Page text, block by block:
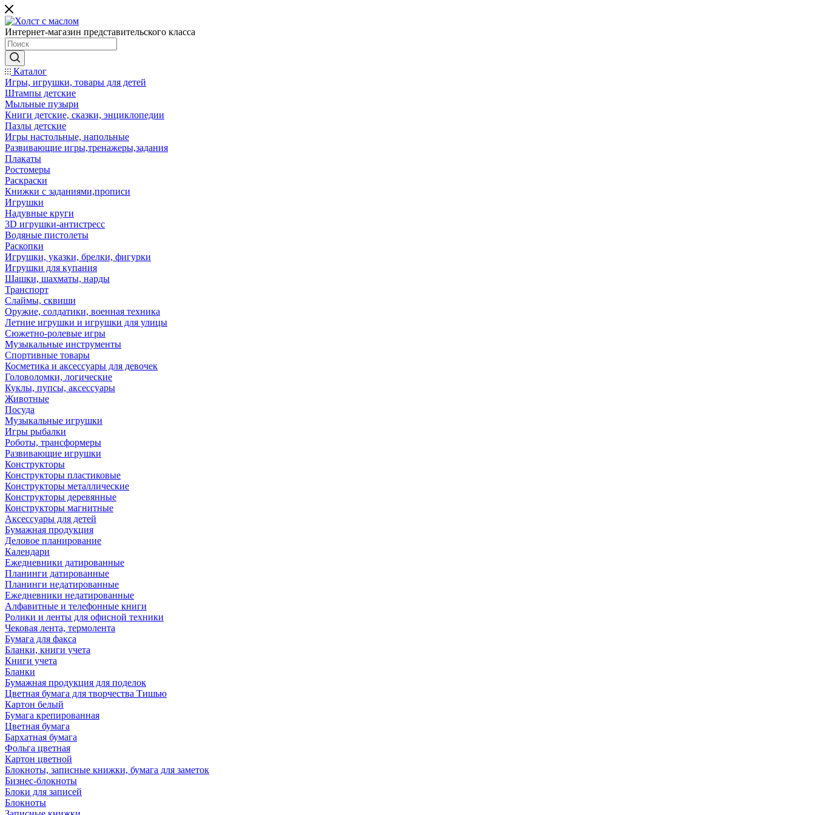
Интернет-магазин представительского класса
Каталог
Игры, игрушки, товары для детей
Штампы детские
Мыльные пузыри
Книги детские, сказки, энциклопедии
Пазлы детские
Игры настольные, напольные
Развивающие игры,тренажеры,задания
Плакаты
Ростомеры
Раскраски
Книжки с заданиями,прописи
Игрушки
Надувные круги
3D игрушки-антистресс
Водяные пистолеты
Раскопки
Игрушки, указки, брелки, фигурки
Игрушки для купания
Шашки, шахматы, нарды
Транспорт
Слаймы, сквиши
Оружие, солдатики, военная техника
Летние игрушки и игрушки для улицы
Сюжетно-ролевые игры
Музыкальные инструменты
Спортивные товары
Косметика и аксессуары для девочек
Головоломки, логические
Куклы, пупсы, аксессуары
Животные
Посуда
Музыкальные игрушки
Игры рыбалки
Роботы, трансформеры
Развивающие игрушки
Конструкторы
Конструкторы пластиковые
Конструкторы металлические
Конструкторы деревянные
Конструкторы магнитные
Аксессуары для детей
Бумажная продукция
Деловое планирование
Календари
Ежедневники датированные
Планинги датированные
Планинги недатированные
Ежедневники недатированные
Алфавитные и телефонные книги
Ролики и ленты для офисной техники
Чековая лента, термолента
Бумага для факса
Бланки, книги учета
Книги учета
Бланки
Бумажная продукция для поделок
Цветная бумага для творчества Тишью
Картон белый
Бумага крепированная
Цветная бумага
Бархатная бумага
Фольга цветная
Картон цветной
Блокноты, записные книжки, бумага для заметок
Бизнес-блокноты
Блоки для записей
Блокноты